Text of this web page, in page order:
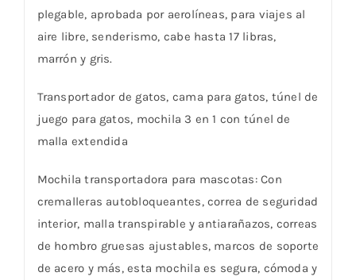
plegable, aprobada por aerolíneas, para viajes al
aire libre, senderismo, cabe hasta 17 libras,
marrón y gris.
Transportador de gatos, cama para gatos, túnel de
juego para gatos, mochila 3 en 1 con túnel de
malla extendida
Mochila transportadora para mascotas: Con
cremalleras autobloqueantes, correa de seguridad
interior, malla transpirable y antiarañazos, correas
de hombro gruesas ajustables, marcos de soporte
de acero y más, esta mochila es segura, cómoda y